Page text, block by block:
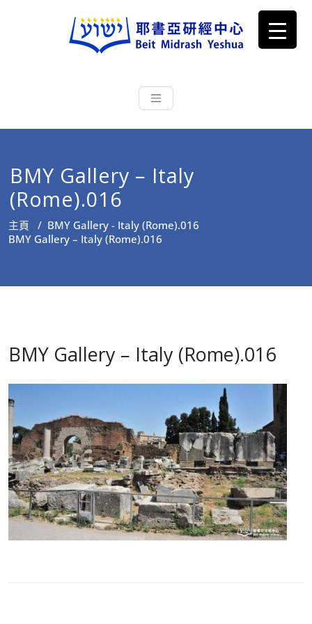
耶書亞研經中心
根源明白聖經，成為更好的門徒
BMY Gallery – Italy
(Rome).016
主頁 / BMY Gallery - Italy (Rome).016
BMY Gallery – Italy (Rome).016
BMY Gallery – Italy (Rome).016